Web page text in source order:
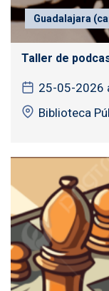
Guadalajara
Taller de
25-05-2026
Biblioteca